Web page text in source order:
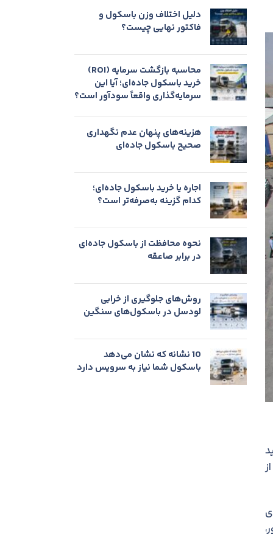
توليد
دلیل اختلاف وزن باسکول و
فاکتور نهایی چیست؟
محاسبه بازگشت سرمایه (ROI)
خرید باسکول جاده‌ای؛ آیا این
سرمایه‌گذاری واقعاً سودآور است؟
هزینه‌های پنهان عدم نگهداری
صحیح باسکول جاده‌ای
اجاره یا خرید باسکول جاده‌ای؛
کدام گزینه به‌صرفه‌تر است؟
نحوه محافظت از باسکول جاده‌ای
در برابر صاعقه
روش‌های جلوگیری از خرابی
لودسل در باسکول‌های سنگین
10 نشانه که نشان می‌دهد
باسکول شما نیاز به سرویس دارد